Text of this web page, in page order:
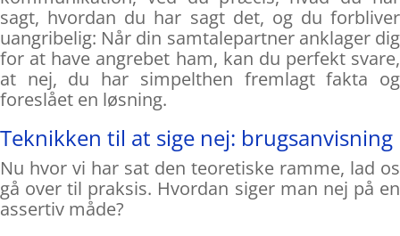
sagt, hvordan du har sagt det, og du forbliver
uangribelig: Når din samtalepartner anklager dig
for at have angrebet ham, kan du perfekt svare,
at nej, du har simpelthen fremlagt fakta og
foreslået en løsning.
Teknikken til at sige nej: brugsanvisning
Nu hvor vi har sat den teoretiske ramme, lad os
gå over til praksis. Hvordan siger man nej på en
assertiv måde?